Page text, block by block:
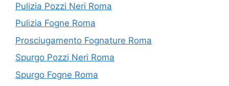
Pulizia Pozzi Neri Roma
Pulizia Fogne Roma
Prosciugamento Fognature Roma
Spurgo Pozzi Neri Roma
Spurgo Fogne Roma